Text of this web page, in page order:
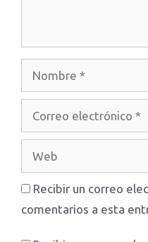
electrónico
Recibir un correo
comentarios a esta